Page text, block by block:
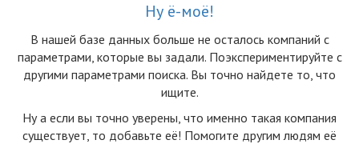
Ну ё-моё!
В нашей базе данных больше не осталоcь компаний с
параметрами, которые вы задали. Поэкспериментируйте с
другими параметрами поиска. Вы точно найдете то, что
ищите.
Ну а если вы точно уверены, что именно такая компания
существует, то добавьте её! Помогите другим людям её